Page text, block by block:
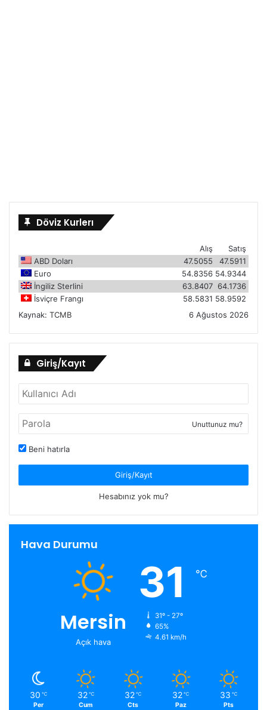
Döviz Kurlerı
Satış
Alış
ABD Doları
47.5911
47.5055
Euro
54.9344
54.8356
İngiliz Sterlini
64.1736
63.8407
İsviçre Frangı
58.9592
58.5831
Kaynak: TCMB 6 Ağustos 2026
Giriş/Kayıt
Unuttunuz mu?
Beni hatırla
Giriş/Kayıt
Hesabınız yok mu?
Hava Durumu
Mersin
Açık hava
31 ℃
31º - 27º
65%
4.61 km/h
30 ℃
Per
32 ℃
Cum
32 ℃
Cts
32 ℃
Paz
33 ℃
Pts